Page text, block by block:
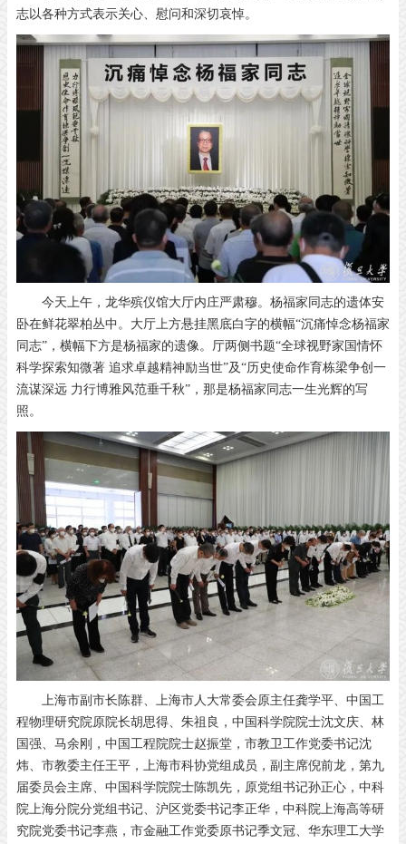
志以各种方式表示关心、慰问和深切哀悼。
今天上午，龙华殡仪馆大厅内庄严肃穆。杨福家同志的遗体安
卧在鲜花翠柏丛中。大厅上方悬挂黑底白字的横幅“沉痛悼念杨福家
同志”，横幅下方是杨福家的遗像。厅两侧书题“全球视野家国情怀
科学探索知微著 追求卓越精神励当世”及“历史使命作育栋梁争创一
流谋深远 力行博雅风范垂千秋”，那是杨福家同志一生光辉的写
照。
上海市副市长陈群、上海市人大常委会原主任龚学平、中国工
程物理研究院原院长胡思得、朱祖良，中国科学院院士沈文庆、林
国强、马余刚，中国工程院院士赵振堂，市教卫工作党委书记沈
炜、市教委主任王平，上海市科协党组成员，副主席倪前龙，第九
届委员会主席、中国科学院院士陈凯先，原党组书记孙正心，中科
院上海分院分党组书记、沪区党委书记李正华，中科院上海高等研
究院党委书记李燕，市金融工作党委原书记季文冠、华东理工大学